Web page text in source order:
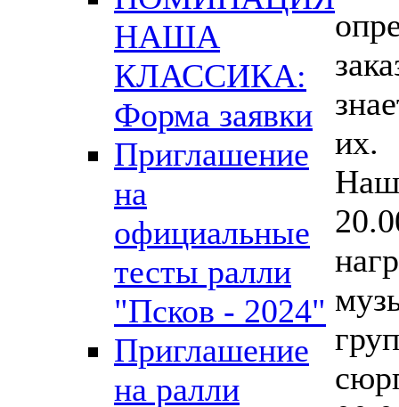
НАША
КЛАССИКА:
Форма заявки
Приглашение
на
официальные
тесты ралли
"Псков - 2024"
Приглашение
на ралли
их.
Наш